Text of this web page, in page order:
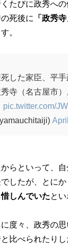
たびに政秀へ
死後に
「政秀寺
。
した家臣、平
寺（名古屋市
pic.twitter.com/
らといって、
したが、とに
惜しんでいた と
度々、政秀の
比べられたり